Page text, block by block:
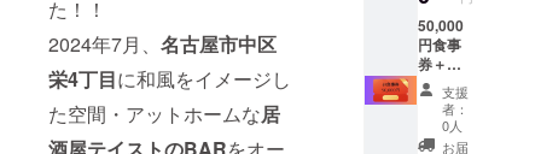
た！！
2024年7月、 名古屋市中区
栄4丁目に和風をイメージし
た空間・アットホームな居
酒屋テイストのBARをオー
シャツ
の種類
とサイ
ズを備
考欄に
ご記載
くださ
い」
キー・
日本酒
のハー
フボト
ル）
「ご希
望のお
酒の種
50,000
円食事
券＋選
べるお
酒＋専
用箸
セット
支援
者：
0人
お届